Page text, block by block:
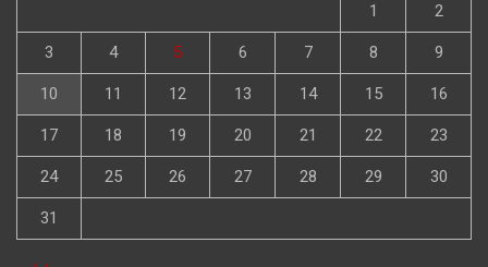
1 2
3 4 5 6 7 8 9
10 11 12 13 14 15 16
17 18 19 20 21 22 23
24 25 26 27 28 29 30
31